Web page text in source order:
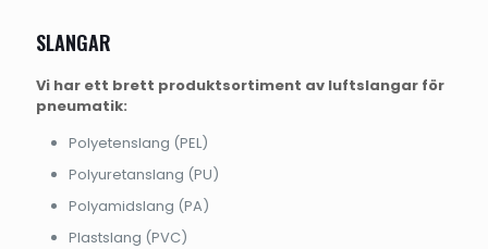
SLANGAR
Vi har ett brett produktsortiment av luftslangar för
pneumatik:
Polyetenslang (PEL)
Polyuretanslang (PU)
Polyamidslang (PA)
Plastslang (PVC)